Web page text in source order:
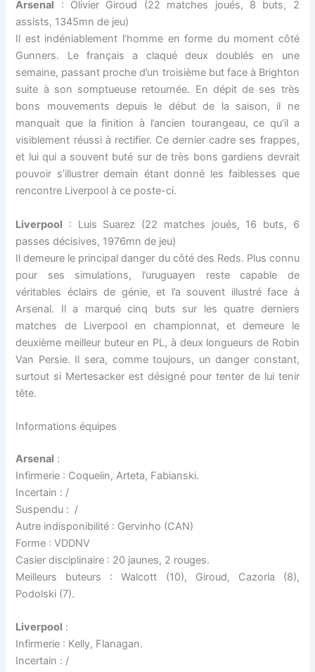
Arsenal : Olivier Giroud (22 matches joués, 8 buts, 2
assists, 1345mn de jeu)
Il est indéniablement l’homme en forme du moment côté
Gunners. Le français a claqué deux doublés en une
semaine, passant proche d’un troisième but face à Brighton
suite à son somptueuse retournée. En dépit de ses très
bons mouvements depuis le début de la saison, il ne
manquait que la finition à l’ancien tourangeau, ce qu’il a
visiblement réussi à rectifier. Ce dernier cadre ses frappes,
et lui qui a souvent buté sur de très bons gardiens devrait
pouvoir s’illustrer demain étant donné les faiblesses que
rencontre Liverpool à ce poste-ci.
Liverpool : Luis Suarez (22 matches joués, 16 buts, 6
passes décisives, 1976mn de jeu)
Il demeure le principal danger du côté des Reds. Plus connu
pour ses simulations, l’uruguayen reste capable de
véritables éclairs de génie, et l’a souvent illustré face à
Arsenal. Il a marqué cinq buts sur les quatre derniers
matches de Liverpool en championnat, et demeure le
deuxième meilleur buteur en PL, à deux longueurs de Robin
Van Persie. Il sera, comme toujours, un danger constant,
surtout si Mertesacker est désigné pour tenter de lui tenir
tête.
Informations équipes
Arsenal :
Infirmerie : Coquelin, Arteta, Fabianski.
Incertain : /
Suspendu : /
Autre indisponibilité : Gervinho (CAN)
Forme : VDDNV
Casier disciplinaire : 20 jaunes, 2 rouges.
Meilleurs buteurs : Walcott (10), Giroud, Cazorla (8),
Podolski (7).
Liverpool :
Infirmerie : Kelly, Flanagan.
Incertain : /